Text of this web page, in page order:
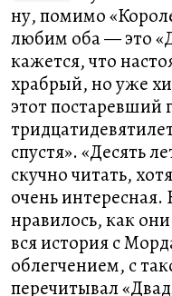
ну, помимо
любим оба — это
кажется, что
храбрый, но уже
этот постаревший
спустя». «Десять
скучно читать,
очень
нравилось, как
вся история с
облегчением, с
перечитывал